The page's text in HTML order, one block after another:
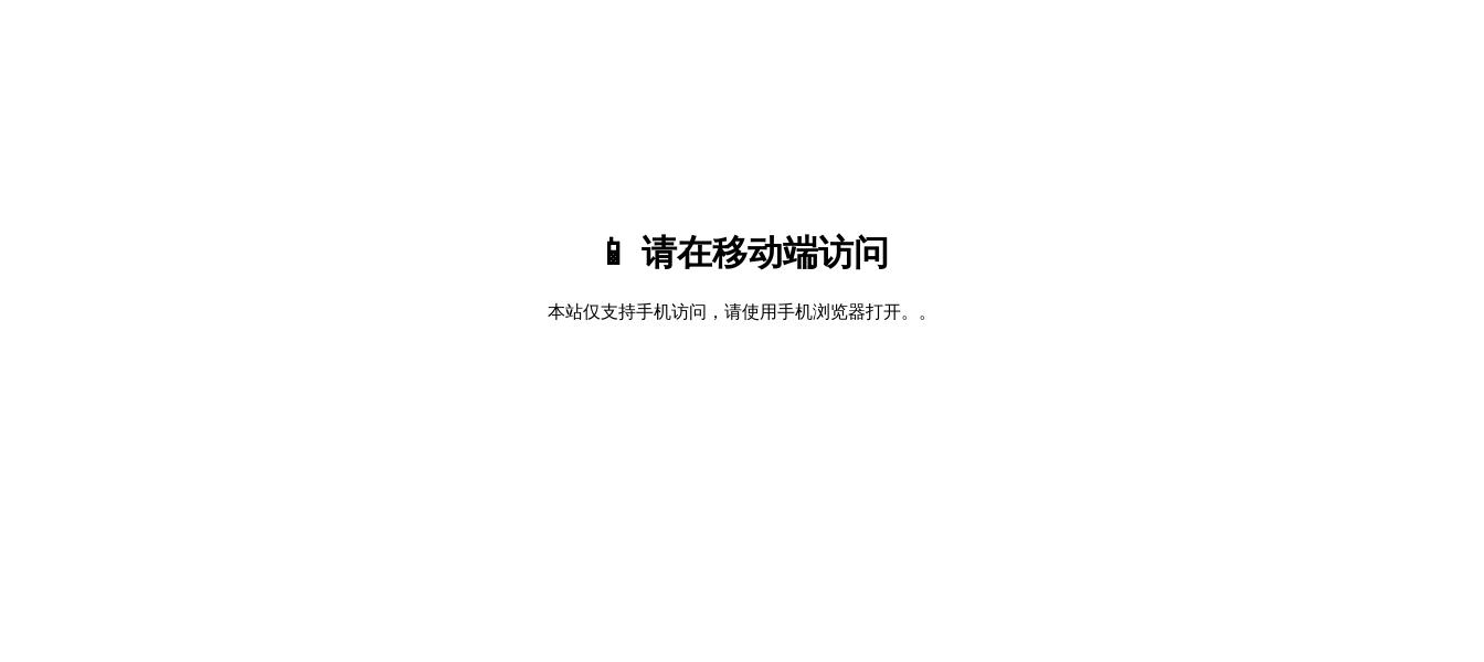
📱 请在移动端访问
本站仅支持手机访问，请使用手机浏览器打开。。